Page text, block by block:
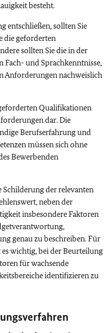
besteht.
entschließen, sollten Sie
die geforderten
sollten Sie die in der
Fach- und Sprachkenntnisse,
Anforderungen nachweislich
Qualifikationen
dar. Die
Berufserfahrung und
müssen sich ohne
Bewerbenden
der relevanten
neben der
insbesondere Faktoren
genau zu beschreiben. Für
wichtig, bei der Beurteilung
für wachsende
identifizieren zu